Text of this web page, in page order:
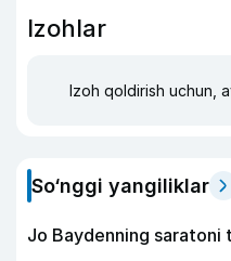
Izohlar
Izoh qoldirish uchun,
So‘nggi yangiliklar
Jo Baydenning